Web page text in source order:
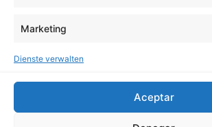
Marketing
Dienste verwalten
Aceptar
USA COLLECTION STRAINS
Fachleute
Konditionen